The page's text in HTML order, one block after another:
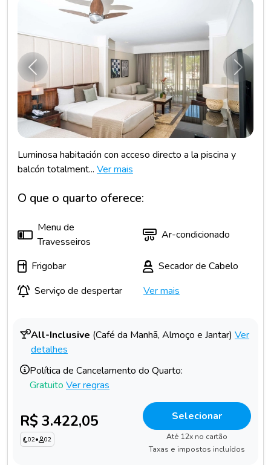
Anterior
Luminosa habitación con acceso directo a la piscina y
balcón totalment... Ver mais
O que o quarto oferece:
Menu de
Travesseiros
Ar-condicionado
Frigobar
Secador de Cabelo
Serviço de despertar
Ver mais
All-Inclusive (Café da Manhã, Almoço e Jantar) Ver
detalhes
Política de Cancelamento do Quarto:
Gratuito Ver regras
R$ 3.422,05
02• 02
Selecionar
Até 12x no cartão
Taxas e impostos incluídos